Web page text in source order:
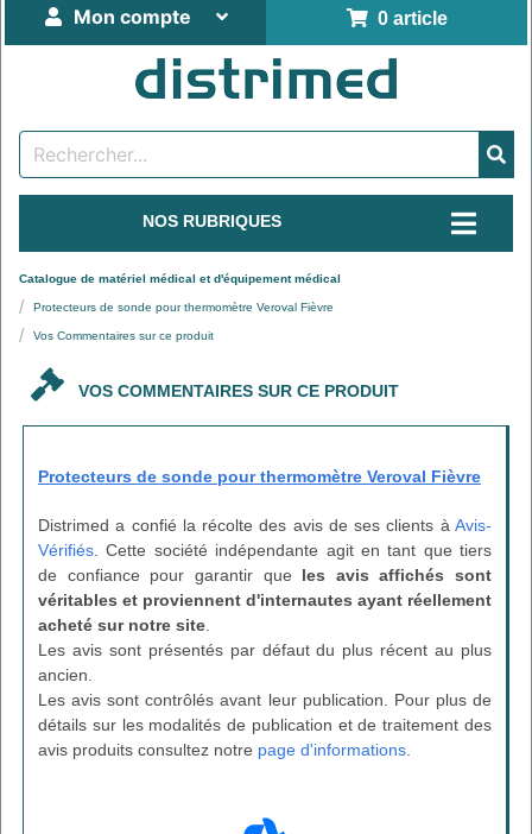
0 article
Mon compte
NOS RUBRIQUES
Catalogue de matériel médical et d'équipement médical
Protecteurs de sonde pour thermomètre Veroval Fièvre
Vos Commentaires sur ce produit
VOS COMMENTAIRES SUR CE PRODUIT
Protecteurs de sonde pour thermomètre Veroval Fièvre
Distrimed a confié la récolte des avis de ses clients à Avis-
Vérifiés . Cette société indépendante agit en tant que tiers
de confiance pour garantir que les avis affichés sont
véritables et proviennent d'internautes ayant réellement
acheté sur notre site
Les avis sont présentés par défaut du plus récent au plus
ancien.
Les avis sont contrôlés avant leur publication. Pour plus de
détails sur les modalités de publication et de traitement des
avis produits consultez notre page d'informations